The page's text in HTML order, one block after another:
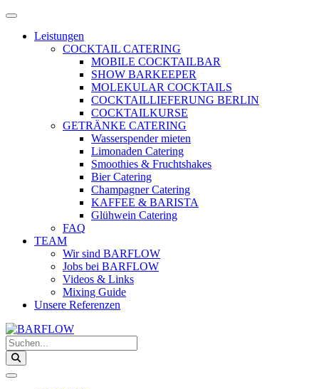
Zum
springen
Menü
öffnenLeistungen
COCKTAIL CATERING
MOBILE COCKTAILBAR
SHOW BARKEEPER
MOLEKULAR COCKTAILS
COCKTAILLIEFERUNG BERLIN
COCKTAILKURSE
GETRÄNKE CATERING
Wasserspender mieten
Limonaden Catering
Smoothies & Fruchtshakes
Bier Catering
Champagner Catering
KAFFEE & BARISTA
Glühwein Catering
FAQ
TEAM
Wir sind BARFLOW
Jobs bei BARFLOW
Videos & Links
Mixing Guide
Unsere Referenzen
Suchen...